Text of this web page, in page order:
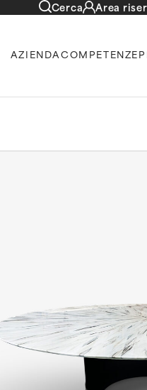
Cerca Area
AZIENDACOMPETENZE